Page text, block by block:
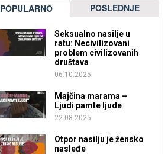
POPULARNO POSLEDNJE
Seksualno nasilje u
ratu: Necivilizovani
problem civilizovanih
društava
06.10.2025
Majčina marama –
Ljudi pamte ljude
22.08.2025
Otpor nasilju je žensko
nasleđe